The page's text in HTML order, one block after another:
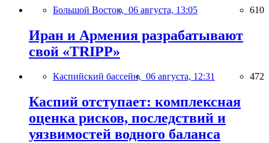
Большой Восток, 06 августа, 13:05 610
Иран и Армения разрабатывают
свой «TRIPP»
Каспийский бассейн, 06 августа, 12:31 472
Каспий отступает: комплексная
оценка рисков, последствий и
уязвимостей водного баланса